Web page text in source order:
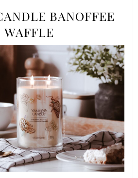
BANOFFEE
WAFFLE